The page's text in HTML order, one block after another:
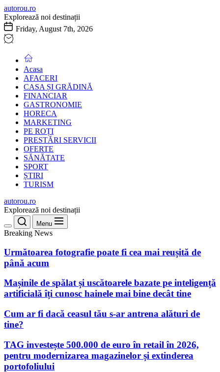
Skip
to
the
content
autorou.ro
Explorează noi destinații
Friday, August 7th, 2026
Acasa
AFACERI
CASA ȘI GRĂDINĂ
FINANCIAR
GASTRONOMIE
HORECA
MARKETING
PE ROȚI
PRESTĂRI SERVICII
OFERTE
SĂNĂTATE
SPORT
ȘTIRI
TURISM
autorou.ro
Explorează noi destinații
Menu
Breaking News
Următoarea fotografie poate fi cea mai reușită de
până acum
Mașinile de spălat și uscătoarele bazate pe inteligență
artificială îți cunosc hainele mai bine decât tine
Cum ar fi dacă ceasul tău s-ar antrena alături de
tine?
TAG investește 500.000 de euro în retail în 2026,
pentru modernizarea magazinelor și extinderea
portofoliului